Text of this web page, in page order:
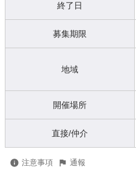
終了日
募集期限
地域
開催場所
直接/仲介
注意事項 通報